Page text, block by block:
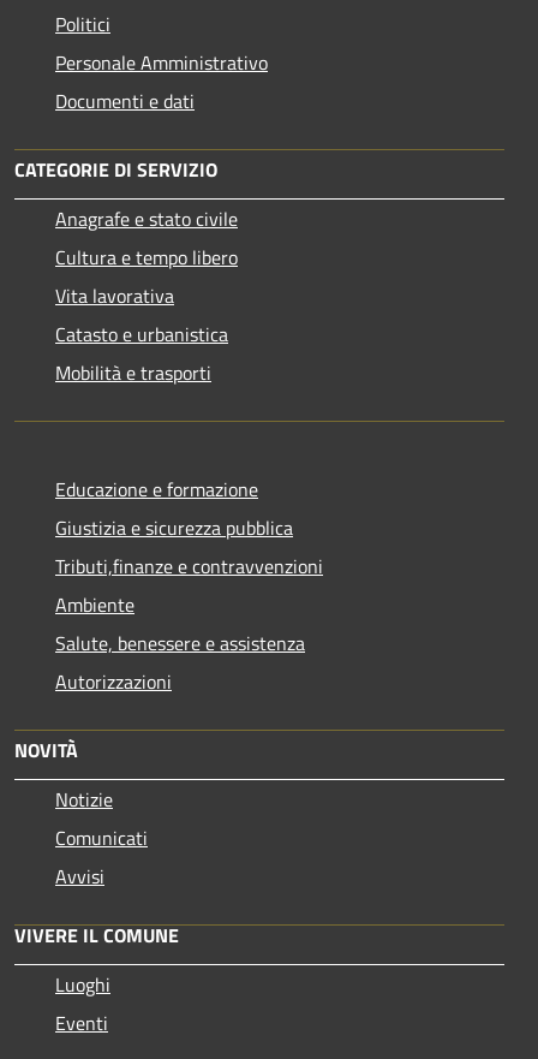
Politici
Personale Amministrativo
Documenti e dati
CATEGORIE DI SERVIZIO
Anagrafe e stato civile
Cultura e tempo libero
Vita lavorativa
Catasto e urbanistica
Mobilità e trasporti
Educazione e formazione
Giustizia e sicurezza pubblica
Tributi,finanze e contravvenzioni
Ambiente
Salute, benessere e assistenza
Autorizzazioni
NOVITÀ
Notizie
Comunicati
Avvisi
VIVERE IL COMUNE
Luoghi
Eventi